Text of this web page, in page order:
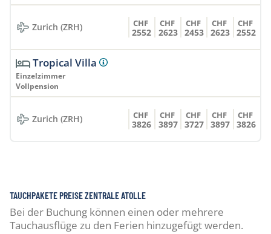
Zurich (ZRH) CHF
2552
CHF
2623
CHF
2453
CHF
2623
CHF
2552
Tropical Villa
Einzelzimmer
Vollpension
Zurich (ZRH) CHF
3826
CHF
3897
CHF
3727
CHF
3897
CHF
3826
TAUCHPAKETE PREISE ZENTRALE ATOLLE
Bei der Buchung können einen oder mehrere
Tauchausflüge zu den Ferien hinzugefügt werden.